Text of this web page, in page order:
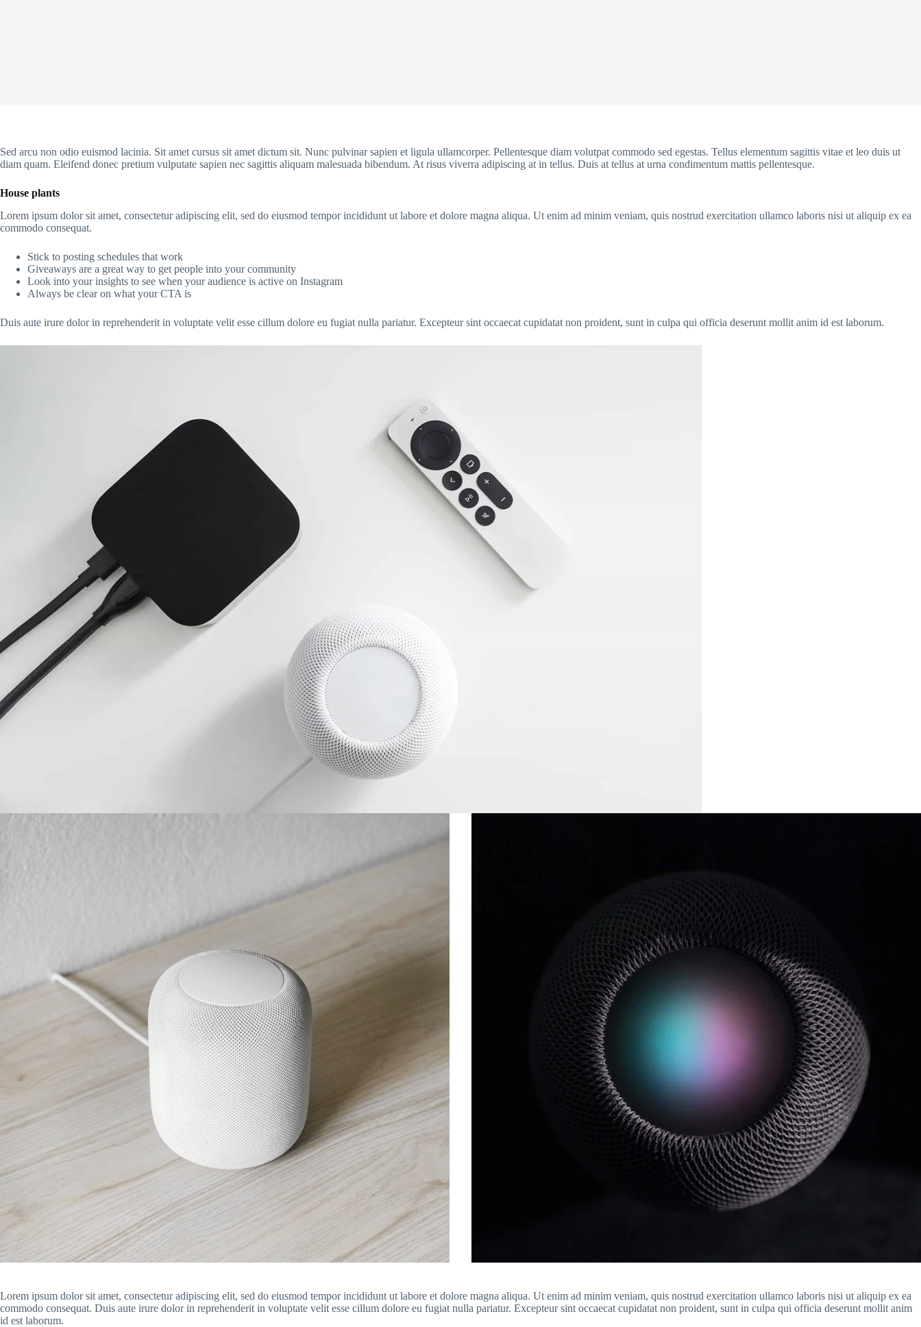
Sed arcu non odio euismod lacinia. Sit amet cursus sit amet dictum sit. Nunc pulvinar sapien et ligula ullamcorper. Pellentesque diam volutpat commodo sed egestas. Tellus elementum sagittis vitae et leo duis ut
diam quam. Eleifend donec pretium vulputate sapien nec sagittis aliquam malesuada bibendum. At risus viverra adipiscing at in tellus. Duis at tellus at urna condimentum mattis pellentesque.
House plants
Lorem ipsum dolor sit amet, consectetur adipiscing elit, sed do eiusmod tempor incididunt ut labore et dolore magna aliqua. Ut enim ad minim veniam, quis nostrud exercitation ullamco laboris nisi ut aliquip ex ea
commodo consequat.
Stick to posting schedules that work
Giveaways are a great way to get people into your community
Look into your insights to see when your audience is active on Instagram
Always be clear on what your CTA is
Duis aute irure dolor in reprehenderit in voluptate velit esse cillum dolore eu fugiat nulla pariatur. Excepteur sint occaecat cupidatat non proident, sunt in culpa qui officia deserunt mollit anim id est laborum.
Lorem ipsum dolor sit amet, consectetur adipiscing elit, sed do eiusmod tempor incididunt ut labore et dolore magna aliqua. Ut enim ad minim veniam, quis nostrud exercitation ullamco laboris nisi ut aliquip ex ea
commodo consequat. Duis aute irure dolor in reprehenderit in voluptate velit esse cillum dolore eu fugiat nulla pariatur. Excepteur sint occaecat cupidatat non proident, sunt in culpa qui officia deserunt mollit anim
id est laborum.